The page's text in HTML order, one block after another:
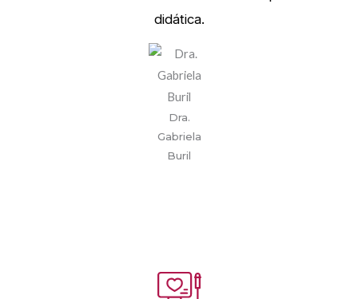
didática.
Dra.
Gabriela
Buril